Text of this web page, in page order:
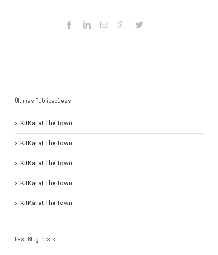
Últimas Publicaçõess
KitKat at The Town
KitKat at The Town
KitKat at The Town
KitKat at The Town
KitKat at The Town
Last Blog Posts